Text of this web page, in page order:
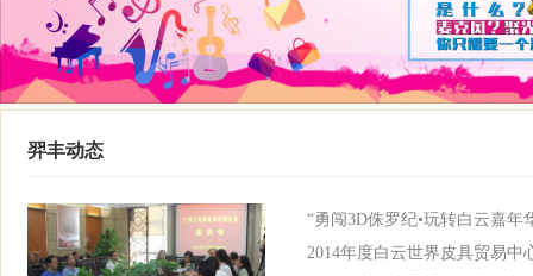
羿丰动态
“勇闯3D侏罗纪•玩转白云嘉年
2014年度白云世界皮具贸易中